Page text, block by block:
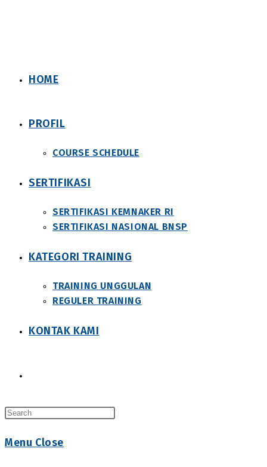
HOME
PROFIL
COURSE SCHEDULE
SERTIFIKASI
SERTIFIKASI KEMNAKER RI
SERTIFIKASI NASIONAL BNSP
KATEGORI TRAINING
TRAINING UNGGULAN
REGULER TRAINING
KONTAK KAMI
website
Menu Close